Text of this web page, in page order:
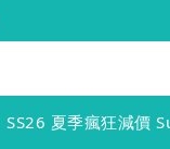
SS26 夏季瘋狂減價